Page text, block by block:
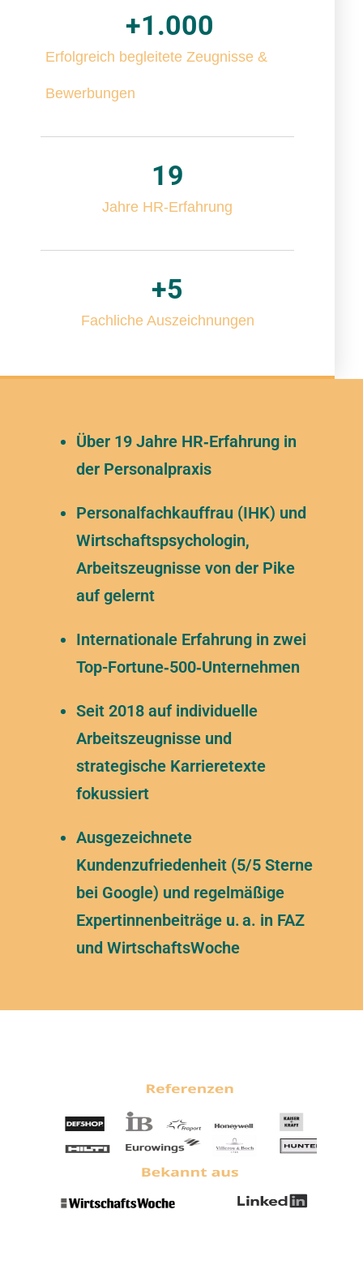
Erfolgreich begleitete Zeugnisse &
Bewerbungen
+1.000
Jahre HR-Erfahrung
19
Fachliche Auszeichnungen
+5
Über 19 Jahre HR‑Erfahrung in
der Personalpraxis
Personalfachkauffrau (IHK) und
Wirtschaftspsychologin,
Arbeitszeugnisse von der Pike
auf gelernt
Internationale Erfahrung in zwei
Top-Fortune‑500‑Unternehmen
Seit 2018 auf individuelle
Arbeitszeugnisse und
strategische Karrieretexte
fokussiert
Ausgezeichnete
Kundenzufriedenheit (5/5 Sterne
bei Google) und regelmäßige
Expertinnenbeiträge u. a. in FAZ
und WirtschaftsWoche